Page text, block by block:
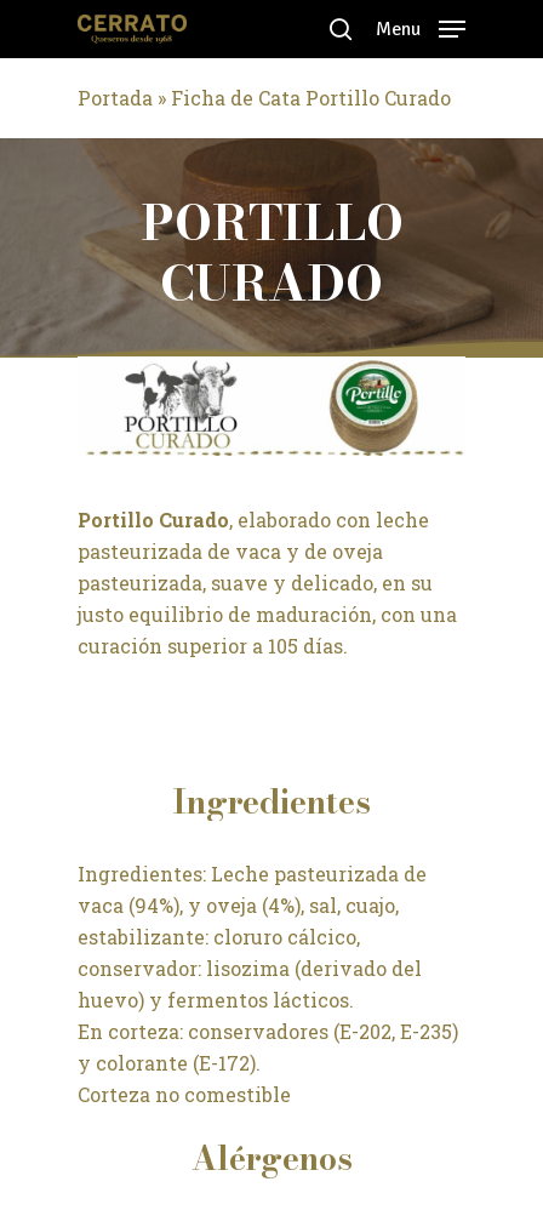
search
Menu
Portada » Ficha de Cata Portillo Curado
PORTILLO
CURADO
Portillo Curado, elaborado con leche
pasteurizada de vaca y de oveja
pasteurizada, suave y delicado, en su
justo equilibrio de maduración, con una
curación superior a 105 días.
Ingredientes
Ingredientes: Leche pasteurizada de
vaca (94%), y oveja (4%), sal, cuajo,
estabilizante: cloruro cálcico,
conservador: lisozima (derivado del
huevo) y fermentos lácticos.
En corteza: conservadores (E-202, E-235)
y colorante (E-172).
Corteza no comestible
Alérgenos